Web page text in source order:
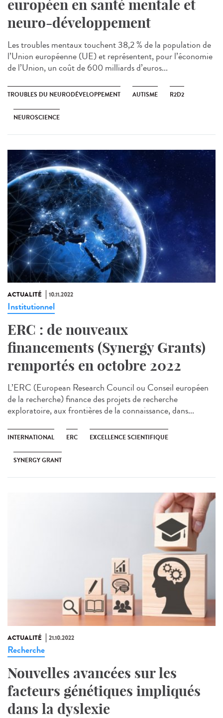
européen en santé mentale et
neuro-développement
Les troubles mentaux touchent 38,2 % de la population de
l’Union européenne (UE) et représentent, pour l’économie
de l’Union, un coût de 600 milliards d’euros...
TROUBLES DU NEURODÉVELOPPEMENT AUTISME R2D2
NEUROSCIENCE
ACTUALITÉ 10.11.2022
Institutionnel
ERC : de nouveaux
financements (Synergy Grants)
remportés en octobre 2022
L’ERC (European Research Council ou Conseil européen
de la recherche) finance des projets de recherche
exploratoire, aux frontières de la connaissance, dans...
INTERNATIONAL ERC EXCELLENCE SCIENTIFIQUE
SYNERGY GRANT
ACTUALITÉ 21.10.2022
Recherche
Nouvelles avancées sur les
facteurs génétiques impliqués
dans la dyslexie